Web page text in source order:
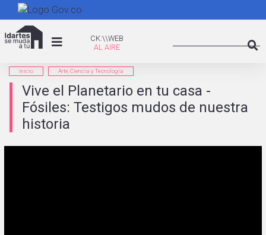
al
CK:\WEB
CK:\\WEB
inicio Arte, Ciencia y Tecnología
Vive el Planetario en tu casa -
Fósiles: Testigos mudos de nuestra
historia